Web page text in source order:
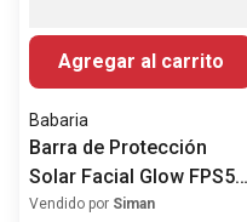
Agregar al carrito
Babaria
Barra de Protección
Solar Facial Glow FPS50
20ml
Vendido por Siman